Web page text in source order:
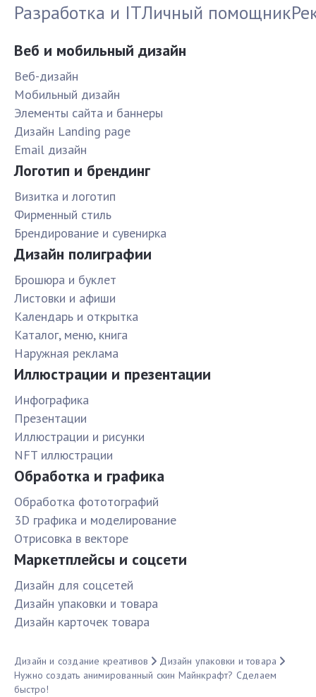
Разработка и ITЛичный помощник
Веб и мобильный дизайн
Веб-дизайн
Мобильный дизайн
Элементы сайта и баннеры
Дизайн Landing page
Email дизайн
Логотип и брендинг
Визитка и логотип
Фирменный стиль
Брендирование и сувенирка
Дизайн полиграфии
Брошюра и буклет
Листовки и афиши
Календарь и открытка
Каталог, меню, книга
Наружная реклама
Иллюстрации и презентации
Инфографика
Презентации
Иллюстрации и рисунки
NFT иллюстрации
Обработка и графика
Обработка фототографий
3D графика и моделирование
Отрисовка в векторе
Маркетплейсы и соцсети
Дизайн для соцсетей
Дизайн упаковки и товара
Дизайн карточек товара
Дизайн и создание креативов
Дизайн упаковки и товара
Нужно создать анимированный скин Майнкрафт? Сделаем
быстро!